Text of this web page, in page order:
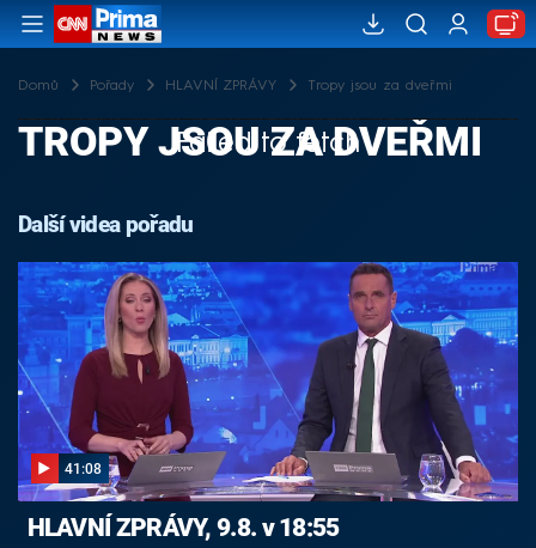
Domů Pořady HLAVNÍ ZPRÁVY Tropy jsou za dveřmi
Failed to fetch
TROPY JSOU ZA DVEŘMI
Další videa pořadu
41:08
HLAVNÍ ZPRÁVY, 9.8. v 18:55